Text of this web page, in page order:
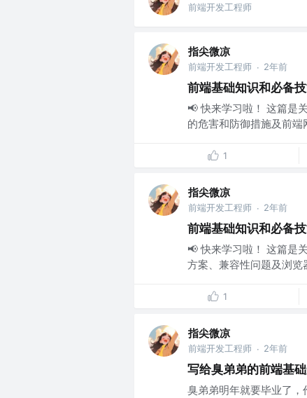
前端开发工程师
指尖微凉
前端开发工程师 · 2年前
前端基础知识和必备
📢 快来学习啦！ 这篇是
的危害和防御措施及前
1
指尖微凉
前端开发工程师 · 2年前
前端基础知识和必备
📢 快来学习啦！ 这篇是
方案、兼容性问题及浏览
1
指尖微凉
前端开发工程师 · 2年前
写给臭弟弟的前端基
臭弟弟明年就要毕业了